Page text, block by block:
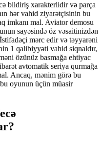
bildiriş xarakterlidir və parça
hər vahid ziyarətçisinin bu
imkanı mal. Aviator demosu
sayəsində öz vəsaitinizdən
mərc edir və təyyarəni
1 qalibiyyəti vahid siqnaldır,
özünüz basmağa ehtiyac
avtomatik seriya qurmağa
Ancaq, mənim görə bu
oyunun üçün müasir